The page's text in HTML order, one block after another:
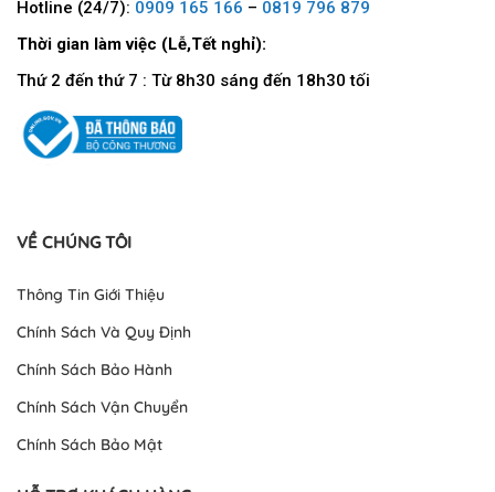
Hotline (24/7): 0909 165 166 – 0819 796 879
Thời gian làm việc (Lễ,Tết nghỉ):
Thứ 2 đến thứ 7 : Từ 8h30 sáng đến 18h30 tối
VỀ CHÚNG TÔI
Thông Tin Giới Thiệu
Chính Sách Và Quy Định
Chính Sách Bảo Hành
Chính Sách Vận Chuyển
Chính Sách Bảo Mật